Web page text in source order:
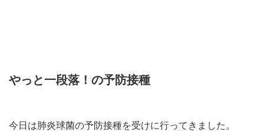
やっと一段落！の予防接種
今日は肺炎球菌の予防接種を受けに行ってきました。